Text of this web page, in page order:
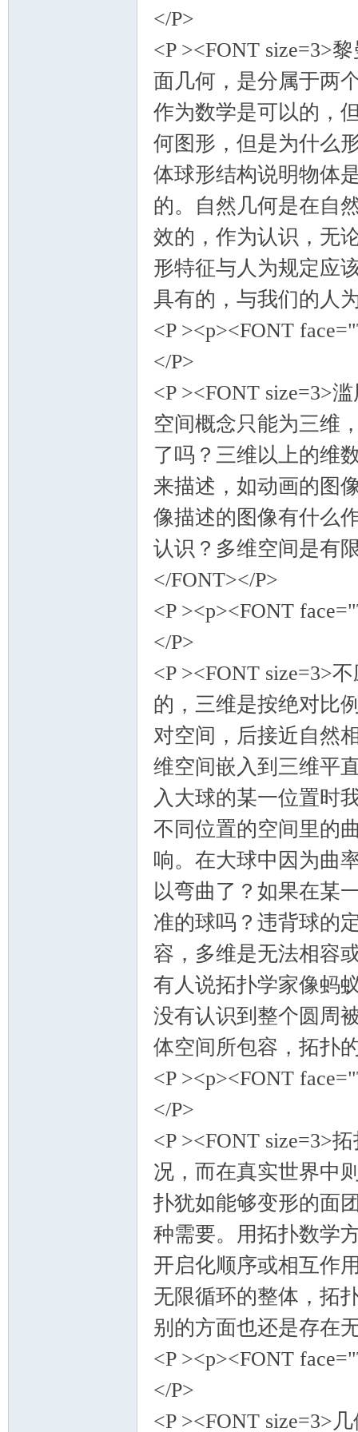
</P>
<P ><FONT size=3>
面几何，是分属于两
作为数学是可以的，
何图形，但是为什么
体球形结构说明物体
的。自然几何是在自
效的，作为认识，无
形特征与人为规定应
具有的，与我们的人
<P ><p><FONT
</P>
<P ><FONT size=3>
空间概念只能为三维
了吗？三维以上的维
来描述，如动画的图
像描述的图像有什么
认识？多维空间是有
</FONT></P>
<P ><p><FONT
</P>
<P ><FONT size=3>
的，三维是按绝对比
对空间，后接近自然
维空间嵌入到三维平
入大球的某一位置时
不同位置的空间里的
响。在大球中因为曲
以弯曲了？如果在某
准的球吗？违背球的
容，多维是无法相容
有人说拓扑学家像蚂
没有认识到整个圆周
体空间所包容，拓扑
<P ><p><FONT
</P>
<P ><FONT size=3>
况，而在真实世界中
扑犹如能够变形的面
种需要。用拓扑数学
开启化顺序或相互作
无限循环的整体，拓
别的方面也还是存在
<P ><p><FONT
</P>
<P ><FONT size=3>